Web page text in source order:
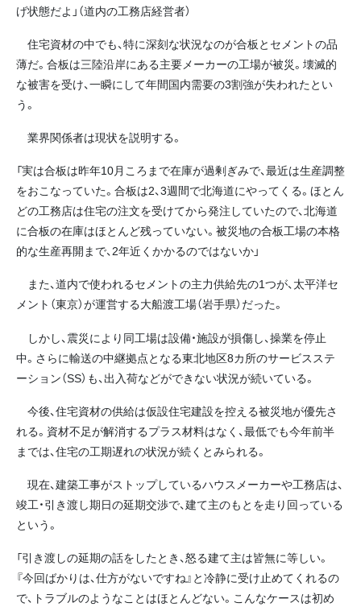
げ状態だよ」（道内の工務店経営者）
住宅資材の中でも、特に深刻な状況なのが合板とセメントの品
薄だ。合板は三陸沿岸にある主要メーカーの工場が被災。壊滅的
な被害を受け、一瞬にして年間国内需要の3割強が失われたとい
う。
業界関係者は現状を説明する。
「実は合板は昨年10月ころまで在庫が過剰ぎみで、最近は生産調整
をおこなっていた。合板は2、3週間で北海道にやってくる。ほとん
どの工務店は住宅の注文を受けてから発注していたので、北海道
に合板の在庫はほとんど残っていない。被災地の合板工場の本格
的な生産再開まで、2年近くかかるのではないか」
また、道内で使われるセメントの主力供給先の1つが、太平洋セ
メント（東京）が運営する大船渡工場（岩手県）だった。
しかし、震災により同工場は設備・施設が損傷し、操業を停止
中。さらに輸送の中継拠点となる東北地区8カ所のサービスステ
ーション（SS）も、出入荷などができない状況が続いている。
今後、住宅資材の供給は仮設住宅建設を控える被災地が優先さ
れる。資材不足が解消するプラス材料はなく、最低でも今年前半
までは、住宅の工期遅れの状況が続くとみられる。
現在、建築工事がストップしているハウスメーカーや工務店は、
竣工・引き渡し期日の延期交渉で、建て主のもとを走り回っている
という。
「引き渡しの延期の話をしたとき、怒る建て主は皆無に等しい。
『今回ばかりは、仕方がないですね』と冷静に受け止めてくれるの
で、トラブルのようなことはほとんどない。こんなケースは初め